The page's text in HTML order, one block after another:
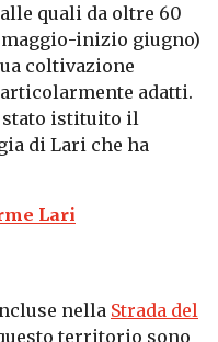
quali da oltre 60
inizio giugno)
coltivazione
adatti.
stato istituito il
di Lari che ha
Lari
nella Strada del
territorio sono